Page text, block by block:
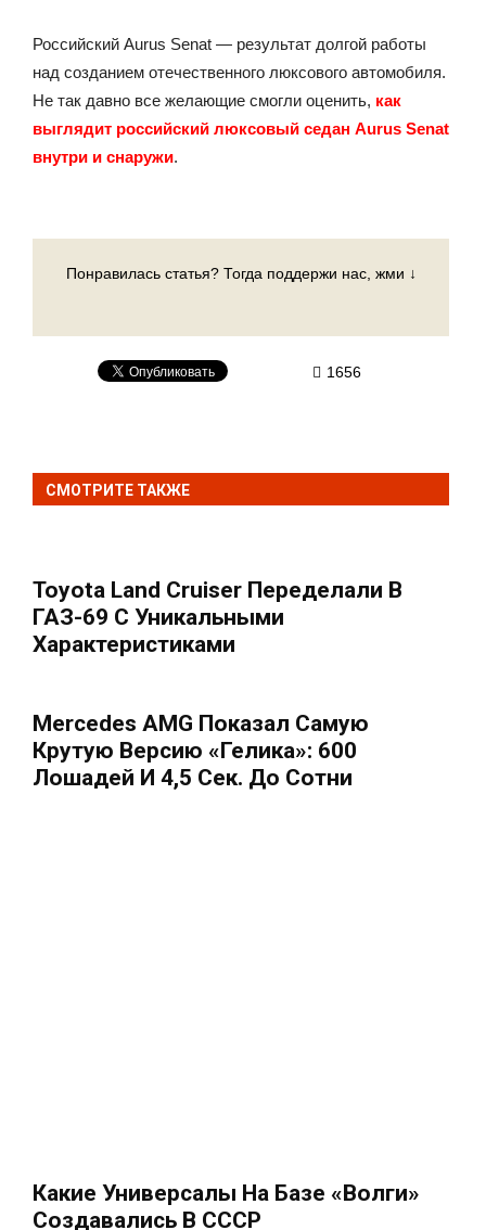
Российский Aurus Senat — результат долгой работы
над созданием отечественного люксового автомобиля.
Не так давно все желающие смогли оценить, как
выглядит российский люксовый седан Aurus Senat
внутри и снаружи.
Понравилась статья? Тогда поддержи нас, жми ↓
1656
СМОТРИТЕ ТАКЖЕ
Toyota Land Cruiser Переделали В
ГАЗ-69 С Уникальными
Характеристиками
Mercedes AMG Показал Самую
Крутую Версию «Гелика»: 600
Лошадей И 4,5 Сек. До Сотни
Какие Универсалы На Базе «Волги»
Создавались В СССР